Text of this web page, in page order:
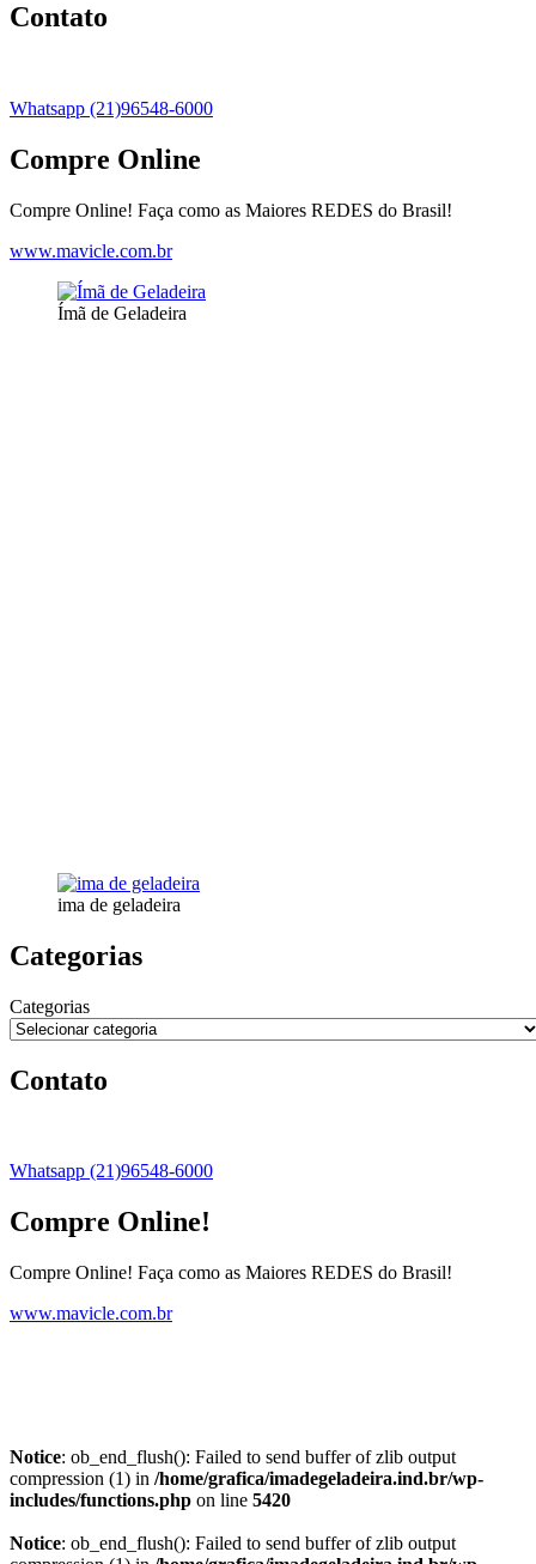
Contato
Whatsapp (21)96548-6000
Compre Online
Compre Online! Faça como as Maiores REDES do Brasil!
www.mavicle.com.br
Ímã de Geladeira
ima de geladeira
Categorias
Categorias
Contato
Whatsapp (21)96548-6000
Compre Online!
Compre Online! Faça como as Maiores REDES do Brasil!
www.mavicle.com.br
Notice: ob_end_flush(): Failed to send buffer of zlib output
compression (1) in /home/grafica/imadegeladeira.ind.br/wp-
includes/functions.php on line 5420
Notice: ob_end_flush(): Failed to send buffer of zlib output